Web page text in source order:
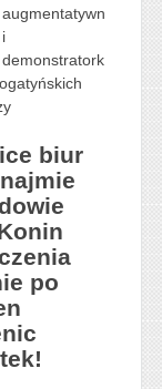
augmentatywn
i
demonstratork
biur
po